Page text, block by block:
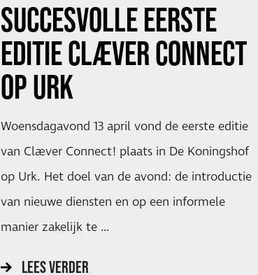
SUCCESVOLLE EERSTE
EDITIE CLÆVER CONNECT
OP URK
Woensdagavond 13 april vond de eerste editie
van Clæver Connect! plaats in De Koningshof
op Urk. Het doel van de avond: de introductie
van nieuwe diensten en op een informele
manier zakelijk te …
LEES VERDER